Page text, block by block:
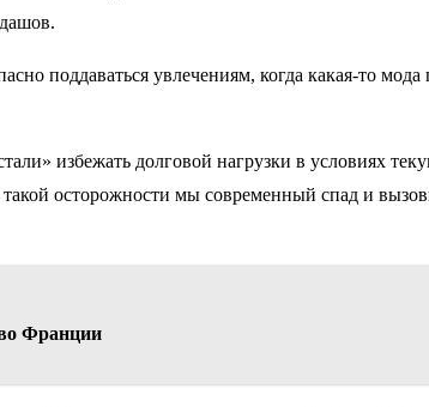
поддаваться увлечениям, когда какая-то
избежать долговой нагрузки в условиях
осторожности мы современный спад и
во Франции